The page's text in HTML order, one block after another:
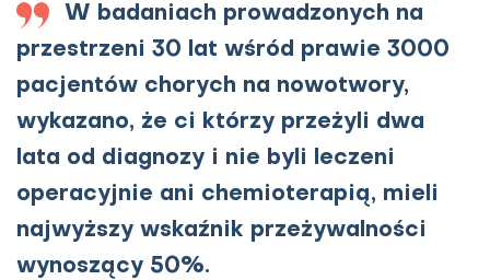
W badaniach prowadzonych na
przestrzeni 30 lat wśród prawie 3000
pacjentów chorych na nowotwory,
wykazano, że ci którzy przeżyli dwa
lata od diagnozy i nie byli leczeni
operacyjnie ani chemioterapią, mieli
najwyższy wskaźnik przeżywalności
wynoszący 50%.